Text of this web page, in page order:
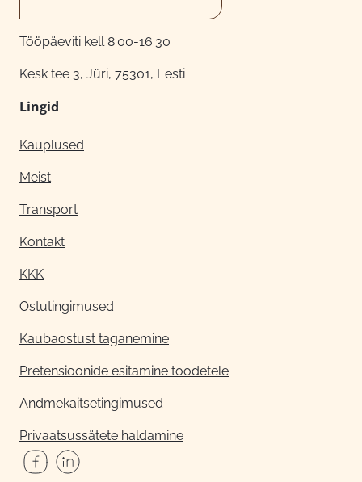
Tööpäeviti kell 8:00-16:30
Kesk tee 3, Jüri, 75301, Eesti
Lingid
Kauplused
Meist
Transport
Kontakt
KKK
Ostutingimused
Kaubaostust taganemine
Pretensioonide esitamine toodetele
Andmekaitsetingimused
Privaatsussätete haldamine